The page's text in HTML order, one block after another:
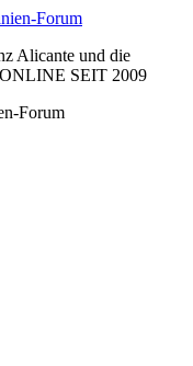
Alicante und die
ONLINE SEIT 2009
Forum